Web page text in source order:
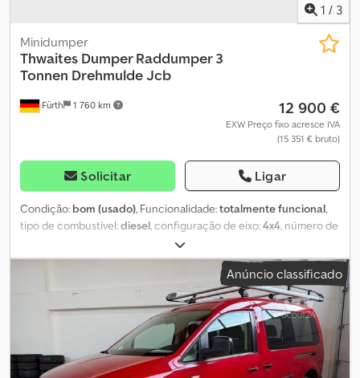
1 / 3
Fürth 1 760 km
Minidumper
Thwaites Dumper Raddumper 3
Tonnen Drehmulde Jcb
12 900 €
EXW Preço fixo acresce IVA
(15 351 € bruto)
Solicitar Ligar
Condição: bom (usado), Funcionalidade:totalmente funcional,
tipo de combustível:diesel, configuração de eixo:4x4, número de
, horas de funcionamento:
Equipamento:acoplamento de reboque, tração integral,
Thwaites Dumper Tipo: Mach Dcjdpfx Asr H Df Ssm Sjk Ano de
fabricação: 2013 Aprox. 2.000 horas Capacidade: 3 toneladas
Caçamba giratória Venda exclusiva para empresas e exportação.
Sujeito a venda prévia e possíveis erros. O preço anunciado
refere-se ao valor líquido.
Anúncio classificado